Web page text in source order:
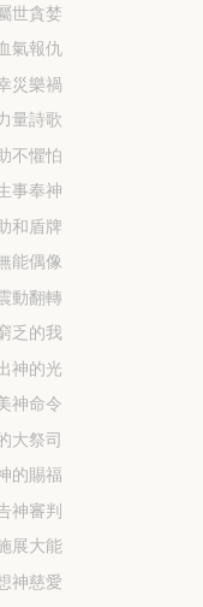
世貪婪
氣報仇
災樂禍
量詩歌
不懼怕
事奉神
和盾牌
能偶像
動翻轉
乏的我
神的光
神命令
大祭司
的賜福
神審判
展大能
神慈愛